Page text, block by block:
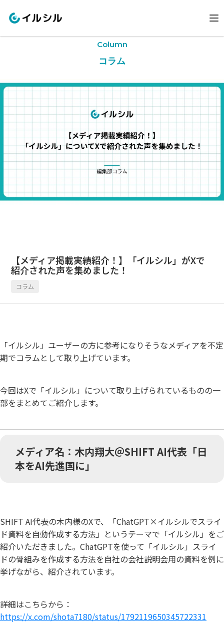
Column
コラム
【メディア掲載実績紹介！】「イルシル」がXで
紹介された声を集めました！
コラム
「イルシル」ユーザーの方に参考になりそうなメディアを不定
期でコラムとして取り上げています。
今回はXで「イルシル」について取り上げられているものの一
部をまとめてご紹介します。
メディア名：木内翔大＠SHIFT AI代表「日
本をAI先進国に」
SHIFT AI代表の木内様のXで、「ChatGPT×イルシルでスライ
ド資料を自動作成する方法」というテーマで「イルシル」をご
紹介いただきました。ChatGPTを使って「イルシル」スライ
ドの骨組みを作成する方法を自社の会社説明会用の資料を例に
挙げながら、紹介されています。
詳細はこちらから：
https://x.com/shota7180/status/1792119650345722331